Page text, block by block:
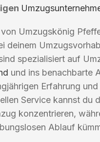
von Umzugskönig
deinem
spezialisiert auf
und ins benachbarte
Erfahrung und
Service kannst du
konzentrieren,
Ablauf